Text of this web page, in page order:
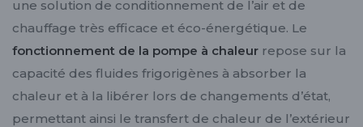
une solution de conditionnement de l’air et de
chauffage très efficace et éco-énergétique. Le
fonctionnement de la pompe à chaleur repose sur la
capacité des fluides frigorigènes à absorber la
chaleur et à la libérer lors de changements d’état,
permettant ainsi le transfert de chaleur de l’extérieur